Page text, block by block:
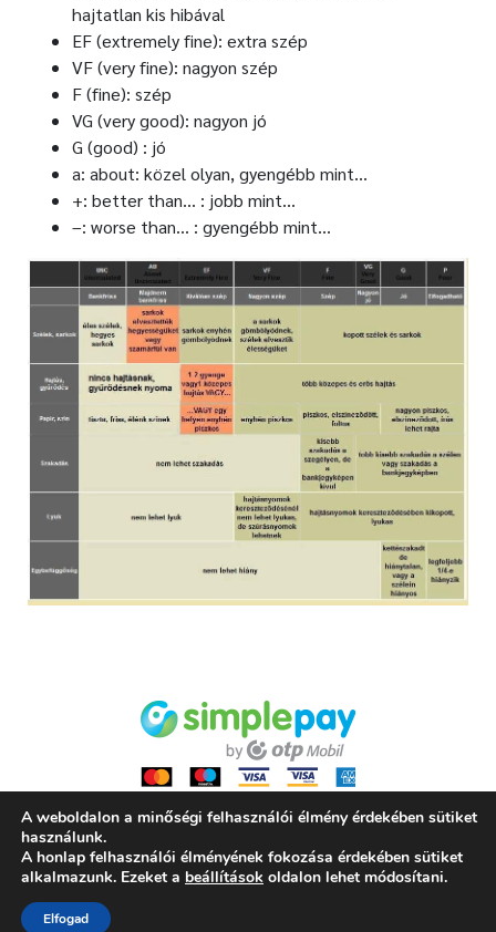
hajtatlan kis hibával
EF (extremely fine): extra szép
VF (very fine): nagyon szép
F (fine): szép
VG (very good): nagyon jó
G (good) : jó
a: about: közel olyan, gyengébb mint…
+: better than… : jobb mint…
–: worse than… : gyengébb mint…
ALL RIGHTS RESERVED 2021 NUMISMANIA
ÁLTALÁNOS SZERZŐDÉSI FELTÉTELEK
ADATVÉDELMI TÁJÉKOZTATÓ
A weboldalon a minőségi felhasználói élmény érdekében sütiket
használunk.
A honlap felhasználói élményének fokozása érdekében sütiket
alkalmazunk. Ezeket a beállítások oldalon lehet módosítani.
Elfogad